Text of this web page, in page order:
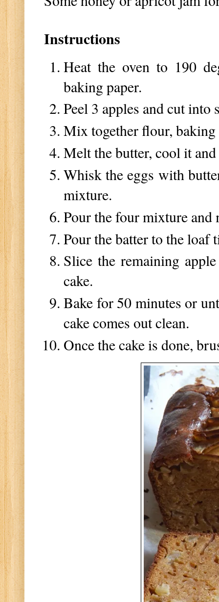
Instructions
Heat the oven to 190
baking paper.
Peel 3 apples and cut into
Mix together flour, baking
Melt the butter, cool it
Whisk the eggs with
mixture.
Pour the four mixture
Pour the batter to the loaf
Slice the remaining
cake.
Bake for 50 minutes or
cake comes out clean.
Once the cake is done,